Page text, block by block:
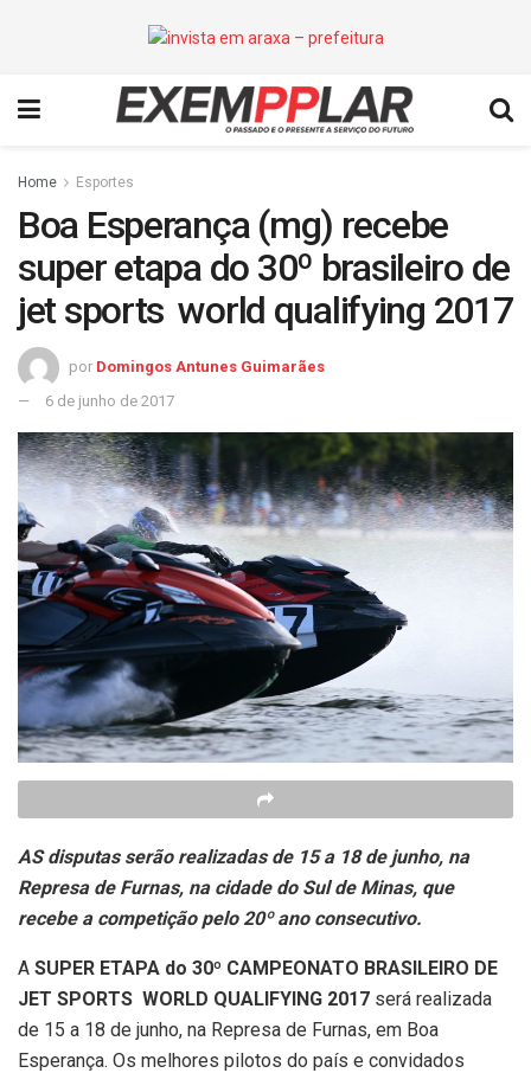
Home Esportes
Boa Esperança (mg) recebe
super etapa do 30º brasileiro de
jet sports  world qualifying 2017
por Domingos Antunes Guimarães
6 de junho de 2017
AS disputas serão realizadas de 15 a 18 de junho, na
Represa de Furnas, na cidade do Sul de Minas, que
recebe a competição pelo 20º ano consecutivo.
A SUPER ETAPA do 30º CAMPEONATO BRASILEIRO DE
JET SPORTS  WORLD QUALIFYING 2017 será realizada
de 15 a 18 de junho, na Represa de Furnas, em Boa
Esperança. Os melhores pilotos do país e convidados